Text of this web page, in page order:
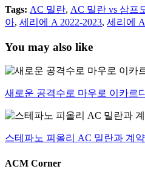
Tags: AC 밀란, AC 밀란 vs 삼프
아, 세리에 A 2022-2023, 세리에
You may also like
새로운 공격수로 마우로 이카르
스테파노 피올리 AC 밀란과 계
ACM Corner